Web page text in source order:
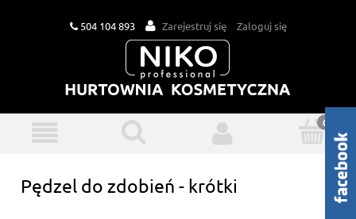
504 104 893 Zarejestruj się Zaloguj się
Pędzel do zdobień - krótki